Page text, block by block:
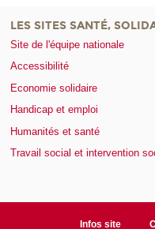
LES SITES SANTÉ,
Site de l'équipe nationale
Accessibilité
Economie solidaire
Handicap et emploi
Humanités et santé
Travail social et intervention
Infos site